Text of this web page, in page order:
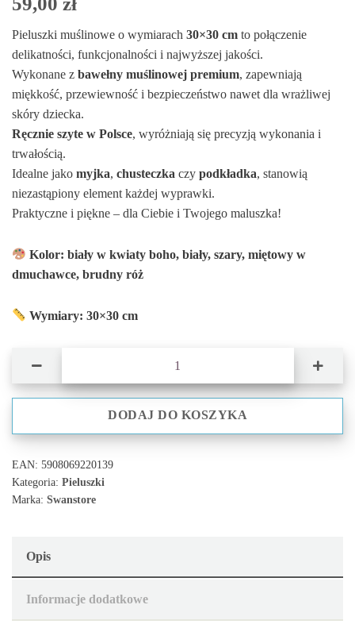
Pieluszki muślinowe o wymiarach 30×30 cm to połączenie
delikatności, funkcjonalności i najwyższej jakości.
Wykonane z bawełny muślinowej premium, zapewniają
miękkość, przewiewność i bezpieczeństwo nawet dla wrażliwej
skóry dziecka.
Ręcznie szyte w Polsce, wyróżniają się precyzją wykonania i
trwałością.
Idealne jako myjka, chusteczka czy podkładka, stanowią
niezastąpiony element każdej wyprawki.
Praktyczne i piękne – dla Ciebie i Twojego maluszka!
Kolor: biały w kwiaty boho, biały, szary, miętowy w
dmuchawce, brudny róż
Wymiary: 30×30 cm
DODAJ DO KOSZYKA
EAN: 5908069220139
Kategoria: Pieluszki
Marka: Swanstore
Opis
Informacje dodatkowe